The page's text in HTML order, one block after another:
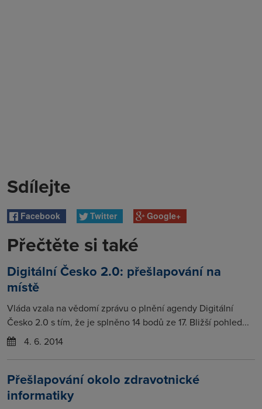
Sdílejte
Facebook Twitter Google+
Přečtěte si také
Digitální Česko 2.0: přešlapování na
místě
Vláda vzala na vědomí zprávu o plnění agendy Digitální
Česko 2.0 s tím, že je splněno 14 bodů ze 17. Bližší pohled...
4. 6. 2014
Přešlapování okolo zdravotnické
informatiky